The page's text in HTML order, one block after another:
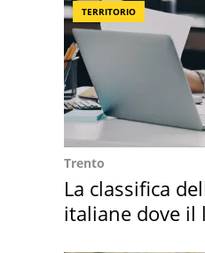
TERRITORIO
Trento
La classifica
italiane dove il